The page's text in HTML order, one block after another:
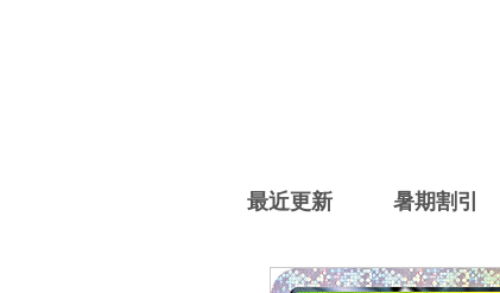
最近更新 暑期割引